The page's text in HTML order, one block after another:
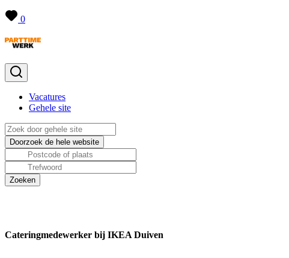
0
Vacatures
Gehele site
Cateringmedewerker bij IKEA Duiven